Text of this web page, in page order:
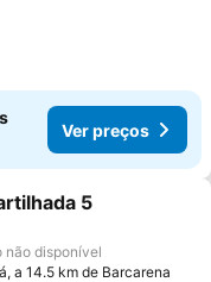
Ver preços
aos favoritos
5
não disponível
a 14.5 km de Barcarena